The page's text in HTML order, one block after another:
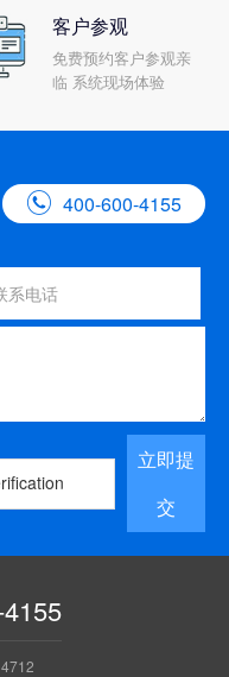
客户参观
免费预约客户参观亲
临 系统现场体验
 400-600-4155
立即提
交